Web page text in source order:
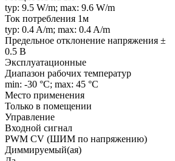
typ: 9.5 W/m; max: 9.6 W/m
Ток потребления 1м
typ: 0.4 A/m; max: 0.4 A/m
Предельное отклонение напряжения ±
0.5 В
Эксплуатационные
Диапазон рабочих температур
min: -30 °C; max: 45 °C
Место применения
Только в помещении
Управление
Входной сигнал
PWM СV (ШИМ по напряжению)
Диммируемый(ая)